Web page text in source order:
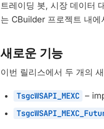
트레이딩 봇, 시장 데이터
는 CBuilder 프로젝트 내
새로운 기능
이번 릴리스에서 두 개의
TsgcWSAPI_MEXC –